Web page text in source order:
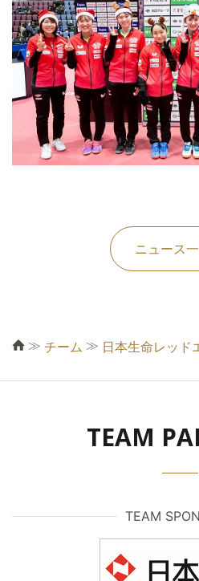
ニュース
≫ チーム ≫ 日本生命レッド
TEAM
TEAM